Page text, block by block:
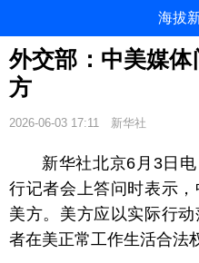
海拔
外交部：中美媒
方
2026-06-03 17:11 新华社
新华社北京6月3日
行记者会上答问时表示
美方。美方应以实际行
者在美正常工作生活合法